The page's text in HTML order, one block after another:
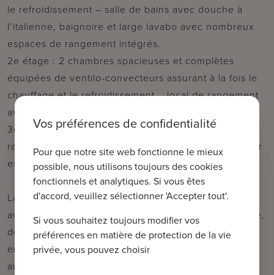
le refroidissement – salle de bains avec douche à
l’italienne, baignoire et large lavabo avec nombreux
espaces de rangement intégrés.
2e étage : 2 chambres spacieuses et complètes
équipées de ventilo-convecteurs assurant à la fois le
chauffage et le refroidissement – local de rangement
avec espace technique.
3e étage : Grenier pratique offrant un espace de
rangement supplémentaire, accessible via un escalier
escamotable.
La maison est également équipée d’une domotique
avancée (Niko Home Control), d’un système d’alarme,
de caméras de surveillance et dispose d’un
emplacement de parking privatif fermé par un portail
automatisé.
Vos préférences de confidentialité
Pour que notre site web fonctionne le mieux
possible, nous utilisons toujours des cookies
fonctionnels et analytiques. Si vous êtes
d'accord, veuillez sélectionner 'Accepter tout'.
Si vous souhaitez toujours modifier vos
préférences en matière de protection de la vie
privée, vous pouvez choisir